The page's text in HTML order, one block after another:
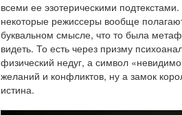
всеми ее эзотерическими
некоторые режиссеры вообще
буквальном смысле, что то была
видеть. То есть через призму
физический недуг, а символ
желаний и конфликтов, ну а замок
истина.